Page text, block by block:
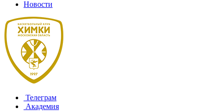
Новости
Телеграм
Академия